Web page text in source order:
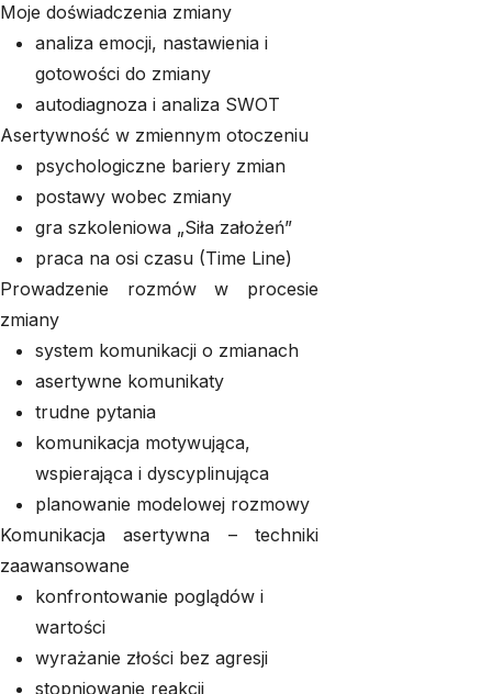
Moje doświadczenia zmiany
analiza emocji, nastawienia i
gotowości do zmiany
autodiagnoza i analiza SWOT
Asertywność w zmiennym otoczeniu
psychologiczne bariery zmian
postawy wobec zmiany
gra szkoleniowa „Siła założeń”
praca na osi czasu (Time Line)
Prowadzenie rozmów w procesie
zmiany
system komunikacji o zmianach
asertywne komunikaty
trudne pytania
komunikacja motywująca,
wspierająca i dyscyplinująca
planowanie modelowej rozmowy
Komunikacja asertywna – techniki
zaawansowane
konfrontowanie poglądów i
wartości
wyrażanie złości bez agresji
stopniowanie reakcji